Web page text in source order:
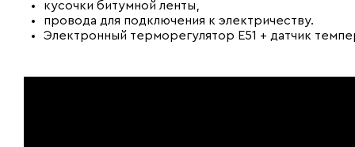
кусочки битумной ленты,
провода для подключения к электричеству.
Электронный терморегулятор E51 + датчик